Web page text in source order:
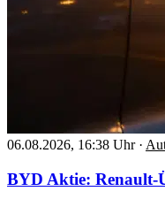
06.08.2026, 16:38 Uhr ·
BYD Aktie: Renault-